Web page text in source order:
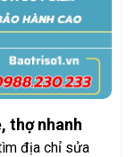
thợ nhanh
địa chỉ sửa